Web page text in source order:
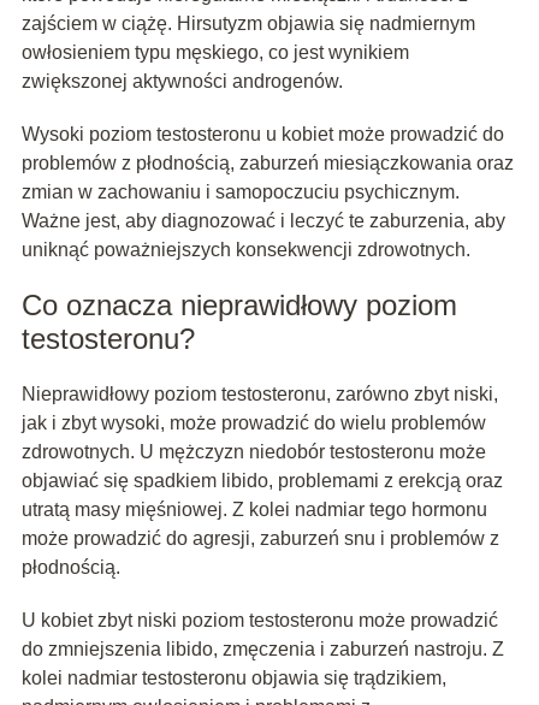
zajściem w ciążę. Hirsutyzm objawia się nadmiernym
owłosieniem typu męskiego, co jest wynikiem
zwiększonej aktywności androgenów.
Wysoki poziom testosteronu u kobiet może prowadzić do
problemów z płodnością, zaburzeń miesiączkowania oraz
zmian w zachowaniu i samopoczuciu psychicznym.
Ważne jest, aby diagnozować i leczyć te zaburzenia, aby
uniknąć poważniejszych konsekwencji zdrowotnych.
Co oznacza nieprawidłowy poziom
testosteronu?
Nieprawidłowy poziom testosteronu, zarówno zbyt niski,
jak i zbyt wysoki, może prowadzić do wielu problemów
zdrowotnych. U mężczyzn niedobór testosteronu może
objawiać się spadkiem libido, problemami z erekcją oraz
utratą masy mięśniowej. Z kolei nadmiar tego hormonu
może prowadzić do agresji, zaburzeń snu i problemów z
płodnością.
U kobiet zbyt niski poziom testosteronu może prowadzić
do zmniejszenia libido, zmęczenia i zaburzeń nastroju. Z
kolei nadmiar testosteronu objawia się trądzikiem,